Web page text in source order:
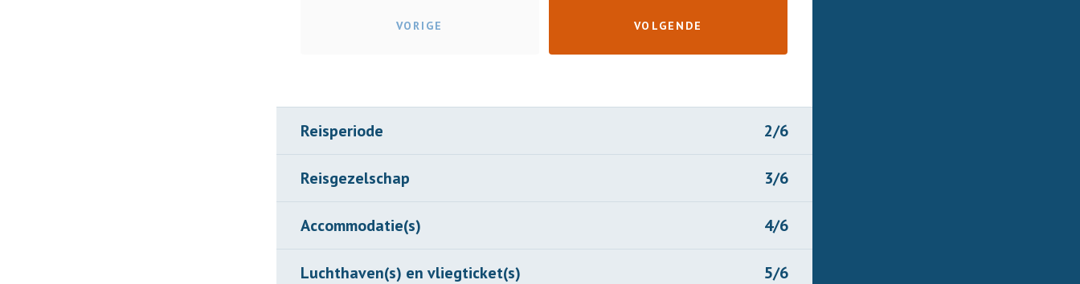
VORIGE VOLGENDE
Reisperiode 2/6
Reisgezelschap 3/6
Accommodatie(s) 4/6
Luchthaven(s) en vliegticket(s) 5/6